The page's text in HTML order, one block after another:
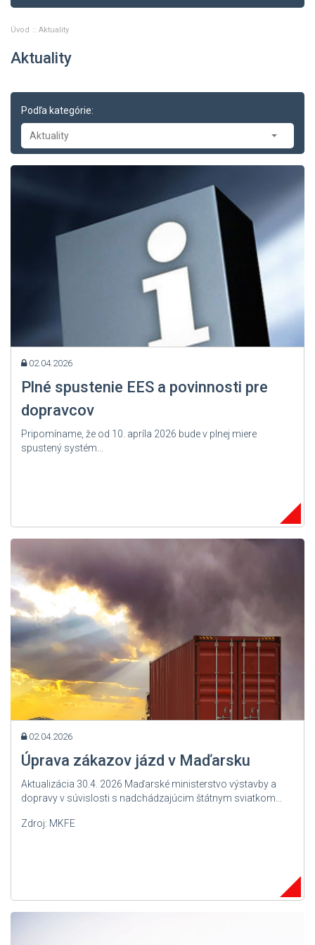
Úvod Aktuality
Aktuality
Podľa kategórie:
Aktuality
Aktuality
-- Oznamy
-- Dopravné správy
-- Príklady z právnej praxe
02.04.2026
Plné spustenie EES a povinnosti pre
dopravcov
Pripomíname, že od 10. apríla 2026 bude v plnej miere
spustený systém...
02.04.2026
Úprava zákazov jázd v Maďarsku
Aktualizácia 30.4. 2026 Maďarské ministerstvo výstavby a
dopravy v súvislosti s nadchádzajúcim štátnym sviatkom...
Zdroj: MKFE